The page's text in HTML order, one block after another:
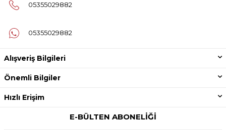
05355029882
05355029882
Alışveriş Bilgileri
Önemli Bilgiler
Hızlı Erişim
E-BÜLTEN ABONELIĞI